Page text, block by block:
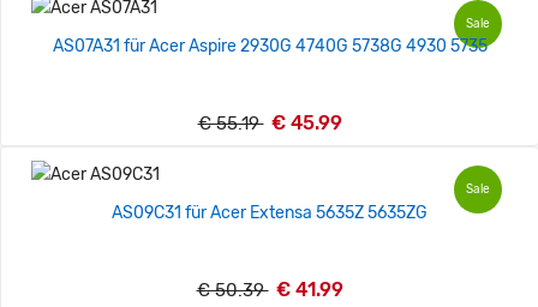
Sale
AS07A31 für Acer Aspire 2930G 4740G 5738G 4930 5735
€ 55.19 € 45.99
Sale
AS09C31 für Acer Extensa 5635Z 5635ZG
€ 50.39 € 41.99